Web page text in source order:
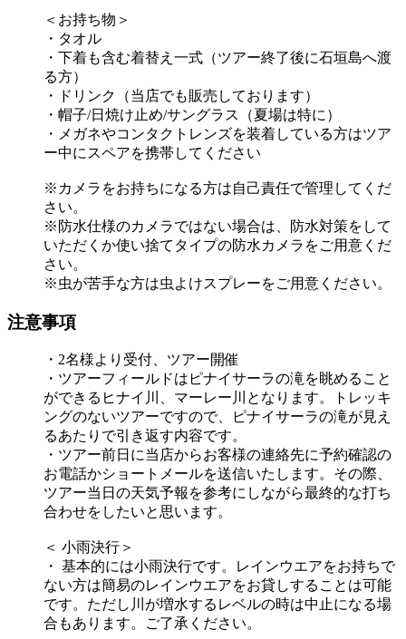
＜お持ち物＞
・タオル
・下着も含む着替え一式（ツアー終了後に石垣島へ渡
る方）
・ドリンク（当店でも販売しております）
・帽子/日焼け止め/サングラス（夏場は特に）
・メガネやコンタクトレンズを装着している方はツア
ー中にスペアを携帯してください
※カメラをお持ちになる方は自己責任で管理してくだ
さい。
※防水仕様のカメラではない場合は、防水対策をして
いただくか使い捨てタイプの防水カメラをご用意くだ
さい。
※虫が苦手な方は虫よけスプレーをご用意ください。
注意事項
・2名様より受付、ツアー開催
・ツアーフィールドはピナイサーラの滝を眺めること
ができるヒナイ川、マーレー川となります。トレッキ
ングのないツアーですので、ピナイサーラの滝が見え
るあたりで引き返す内容です。
・ツアー前日に当店からお客様の連絡先に予約確認の
お電話かショートメールを送信いたします。その際、
ツアー当日の天気予報を参考にしながら最終的な打ち
合わせをしたいと思います。
＜ 小雨決行＞
・ 基本的には小雨決行です。レインウエアをお持ちで
ない方は簡易のレインウエアをお貸しすることは可能
です。ただし川が増水するレベルの時は中止になる場
合もあります。ご了承ください。